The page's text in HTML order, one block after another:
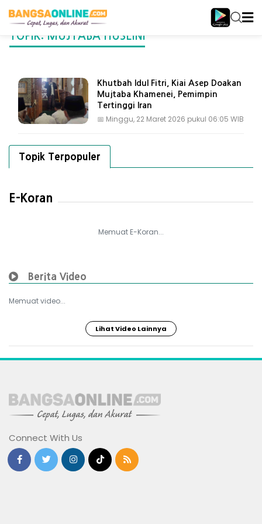
TOPIK: MUJTABA HUSEINI
Khutbah Idul Fitri, Kiai Asep Doakan
Mujtaba Khamenei, Pemimpin
Tertinggi Iran
📅 Minggu, 22 Maret 2026 pukul 06:05 WIB
Topik Terpopuler
E-Koran
Memuat E-Koran...
Berita Video
Memuat video...
Lihat Video Lainnya
Connect With Us